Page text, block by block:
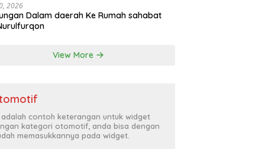
2026
Dalam daerah Ke Rumah sahabat
View More
adalah contoh keterangan untuk widget
kategori otomotif, anda bisa dengan
memasukkannya pada widget.